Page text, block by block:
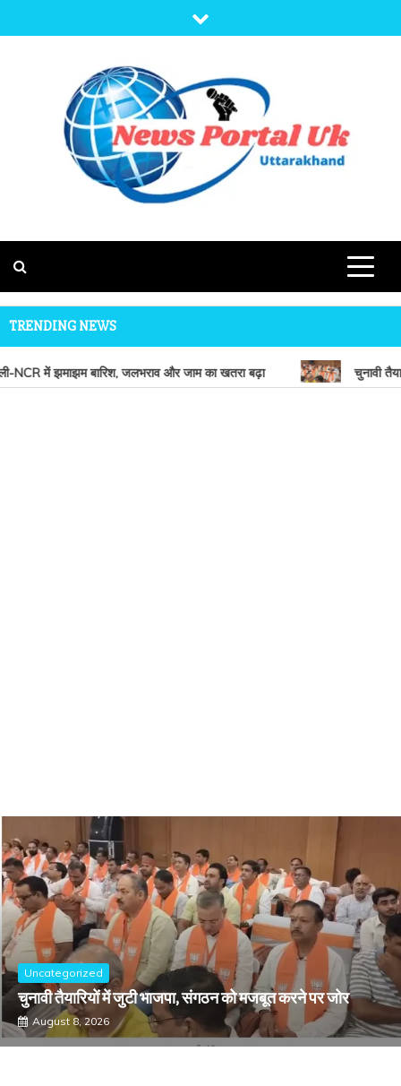
to
NEWS PORTAL
UK
TRENDING NEWS
NCR में झमाझम बारिश, जलभराव और जाम का खतरा बढ़ा चुनावी
Uncategorized
चुनावी तैयारियों में जुटी भाजपा, संगठन को मजबूत करने पर जोर
August 8, 2026